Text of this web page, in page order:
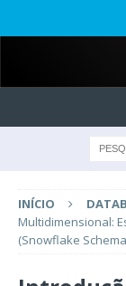
INÍCIO
Multidimensional:
(Snowflake